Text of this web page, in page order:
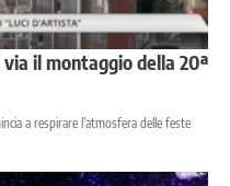
il montaggio della 20ª
a respirare l’atmosfera delle feste